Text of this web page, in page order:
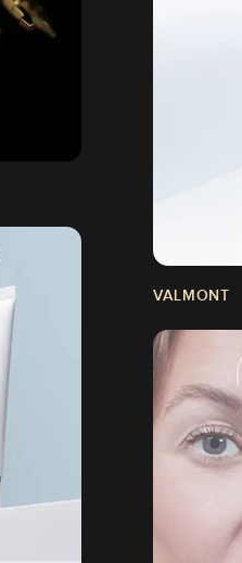
VALMONT